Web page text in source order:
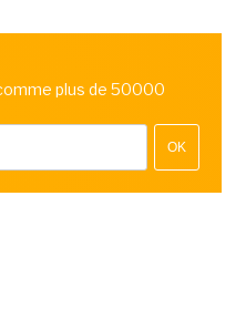
plus de 50000
OK